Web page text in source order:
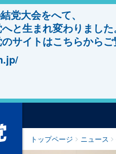
党大会をへて、
と生まれ変わりました
サイトはこちらからご
トップページ ニュース